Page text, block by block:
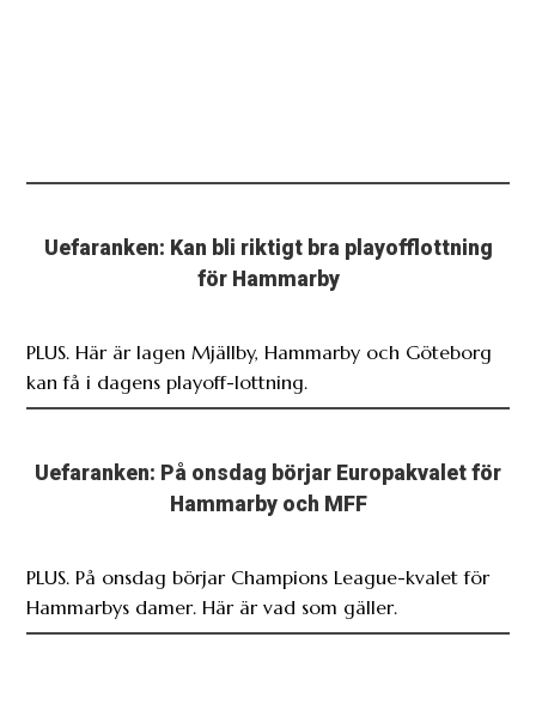
Uefaranken: Kan bli riktigt bra playofflottning
för Hammarby
PLUS. Här är lagen Mjällby, Hammarby och Göteborg
kan få i dagens playoff-lottning.
Uefaranken: På onsdag börjar Europakvalet för
Hammarby och MFF
PLUS. På onsdag börjar Champions League-kvalet för
Hammarbys damer. Här är vad som gäller.